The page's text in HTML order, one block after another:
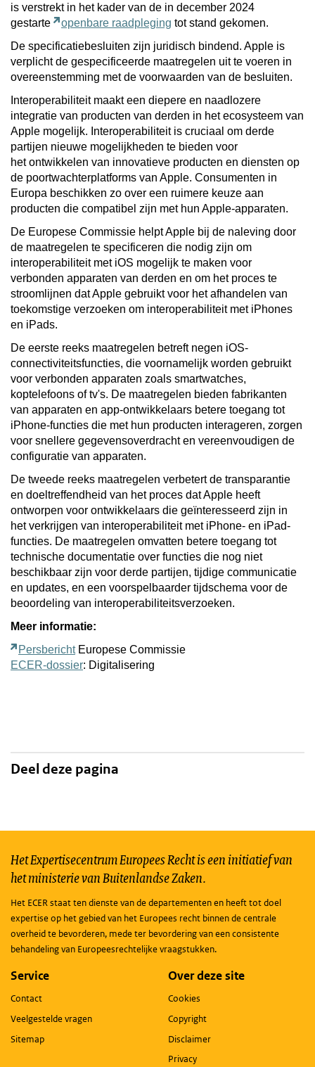
is verstrekt in het kader van de in december 2024
gestarte
openbare raadpleging tot stand gekomen.
De specificatiebesluiten zijn juridisch bindend. Apple is
verplicht de gespecificeerde maatregelen uit te voeren in
overeenstemming met de voorwaarden van de besluiten.
Interoperabiliteit maakt een diepere en naadlozere
integratie van producten van derden in het ecosysteem van
Apple mogelijk. Interoperabiliteit is cruciaal om derde
partijen nieuwe mogelijkheden te bieden voor
het ontwikkelen van innovatieve producten en diensten op
de poortwachterplatforms van Apple. Consumenten in
Europa beschikken zo over een ruimere keuze aan
producten die compatibel zijn met hun Apple-apparaten.
De Europese Commissie helpt Apple bij de naleving door
de maatregelen te specificeren die nodig zijn om
interoperabiliteit met iOS mogelijk te maken voor
verbonden apparaten van derden en om het proces te
stroomlijnen dat Apple gebruikt voor het afhandelen van
toekomstige verzoeken om interoperabiliteit met iPhones
en iPads.
De eerste reeks maatregelen betreft negen iOS-
connectiviteitsfuncties, die voornamelijk worden gebruikt
voor verbonden apparaten zoals smartwatches,
koptelefoons of tv's. De maatregelen bieden fabrikanten
van apparaten en app-ontwikkelaars betere toegang tot
iPhone-functies die met hun producten interageren, zorgen
voor snellere gegevensoverdracht en vereenvoudigen de
configuratie van apparaten.
De tweede reeks maatregelen verbetert de transparantie
en doeltreffendheid van het proces dat Apple heeft
ontworpen voor ontwikkelaars die geïnteresseerd zijn in
het verkrijgen van interoperabiliteit met iPhone- en iPad-
functies. De maatregelen omvatten betere toegang tot
technische documentatie over functies die nog niet
beschikbaar zijn voor derde partijen, tijdige communicatie
en updates, en een voorspelbaarder tijdschema voor de
beoordeling van interoperabiliteitsverzoeken.
Meer informatie:
PersberichtEuropese Commissie
ECER-dossier: Digitalisering
Deel deze pagina
Het Expertisecentrum Europees Recht is een initiatief van
het ministerie van Buitenlandse Zaken.
Het ECER staat ten dienste van de departementen en heeft tot doel
expertise op het gebied van het Europees recht binnen de centrale
overheid te bevorderen, mede ter bevordering van een consistente
behandeling van Europeesrechtelijke vraagstukken.
Service
Contact
Veelgestelde vragen
Sitemap
Over deze site
Cookies
Copyright
Disclaimer
Privacy